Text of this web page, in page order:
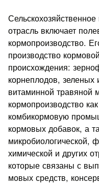
отрасль вклю­чает
кормопроизводство.
производство
происхождения:
корнепло­дов,
витаминной
кормопроизводство
комбикормовую
кормовых добавок, а
микробиологической,
химической и других
которые связаны с
мовых средств,